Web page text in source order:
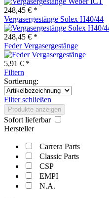
248,45 € *
Vergasergestänge Solex H40/44
248,45 € *
Feder Vergasergestänge
5,91 € *
Filtern
Sortierung:
Filter schließen
Produkte anzeigen
Sofort lieferbar
Hersteller
Carrera Parts
Classic Parts
CSP
EMPI
N.A.